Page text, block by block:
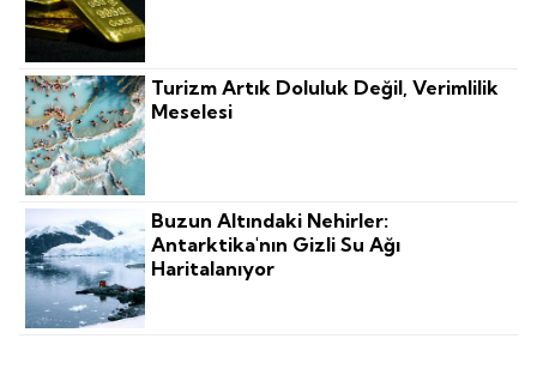
Turizm Artık Doluluk Değil, Verimlilik
Meselesi
Buzun Altındaki Nehirler:
Antarktika'nın Gizli Su Ağı
Haritalanıyor